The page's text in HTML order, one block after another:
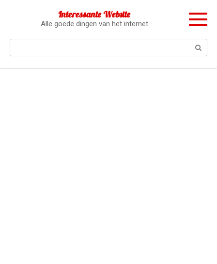
Interessante Website
Alle goede dingen van het internet